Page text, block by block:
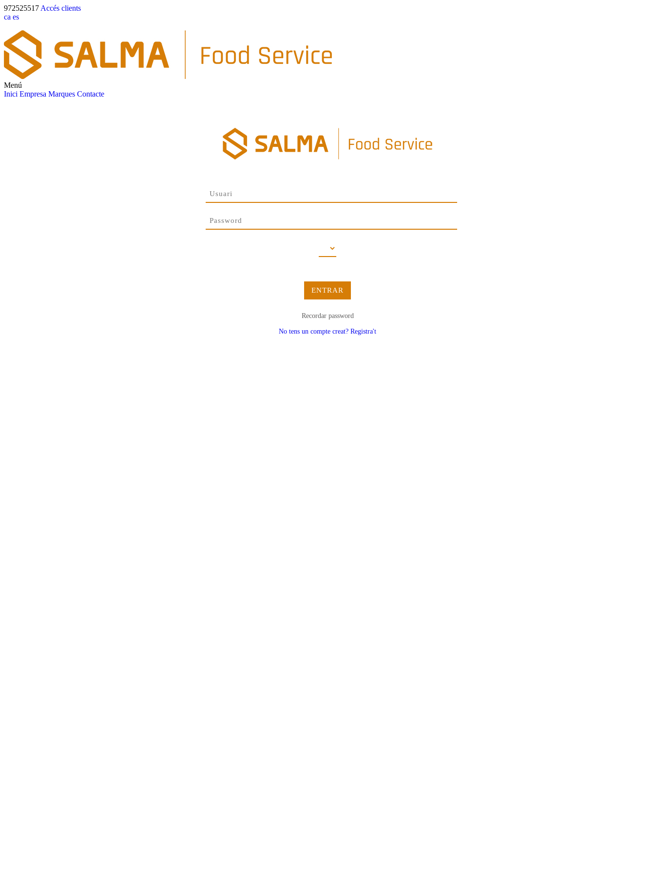
972525517 Accés clients
ca es
Menú
Inici Empresa Marques Contacte
ENTRAR
Recordar password
No tens un compte creat? Registra't